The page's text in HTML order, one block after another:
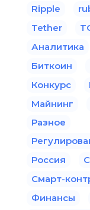
Ripple
Tether
Аналитика
Биткоин
Конкурс
Майнинг
Разное
Россия
Смарт-
Финансы